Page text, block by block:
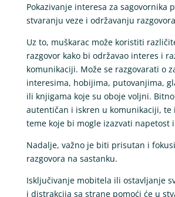
Pokazivanje interesa za sagovornika
stvaranju veze i održavanju
Uz to, muškarac može koristiti
razgovor kako bi održavao interes i
komunikaciji. Može se razgovarati o
interesima, hobijima, putovanjima,
ili knjigama koje su oboje voljni.
autentičan i iskren u komunikaciji, te
teme koje bi mogle izazvati napetost
Nadalje, važno je biti prisutan i
razgovora na sastanku.
Isključivanje mobitela ili ostavljanje
i distrakcija sa strane pomoći će u